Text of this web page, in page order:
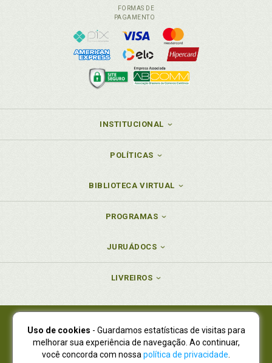
FORMAS DE
PAGAMENTO
INSTITUCIONAL
POLÍTICAS
BIBLIOTECA VIRTUAL
PROGRAMAS
JURUÁDOCS
LIVREIROS
Juruá Editora Ltda., CNPJ 77.535.508/0001-19
Juruá Informática Ltda., CNPJ 01.701.561/0001-80
NOVO ENDEREÇO:R. Flávio Dallegrave, 7665, São Lourenço |
Uso de cookies - Guardamos estatísticas de visitas para
melhorar sua experiência de navegação. Ao continuar,
você concorda com nossa política de privacidade